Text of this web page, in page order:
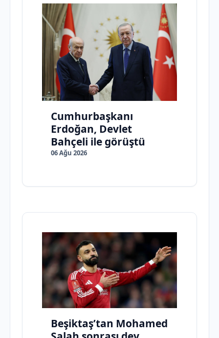
Cumhurbaşkanı
Erdoğan, Devlet
Bahçeli ile görüştü
06 Ağu 2026
Beşiktaş’tan Mohamed